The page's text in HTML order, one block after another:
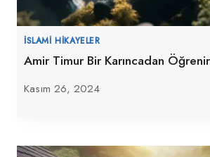
İSLAMI HIKAYELER
Amir Timur Bir Karıncadan
Kasım 26, 2024